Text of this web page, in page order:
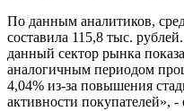
По данным аналитиков,
составила 115,8 тыс.
данный сектор рынка
аналогичным периодом
4,04% из-за повышения
активности покупателей»,